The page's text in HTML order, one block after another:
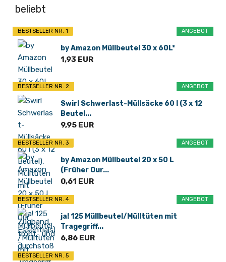
beliebt
ANGEBOT
BESTSELLER NR. 1
by Amazon Müllbeutel 30 x 60L*
1,93 EUR
ANGEBOT
BESTSELLER NR. 2
Swirl Schwerlast-Müllsäcke 60 l (3 x 12
Beutel...
9,95 EUR
ANGEBOT
BESTSELLER NR. 3
by Amazon Müllbeutel 20 x 50 L
(Früher Our...
0,61 EUR
ANGEBOT
BESTSELLER NR. 4
ja! 125 Müllbeutel/Mülltüten mit
Tragegriff...
6,86 EUR
BESTSELLER NR. 5